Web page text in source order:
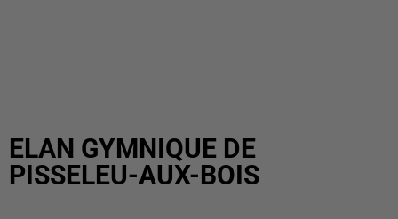
ELAN GYMNIQUE DE
PISSELEU-AUX-BOIS